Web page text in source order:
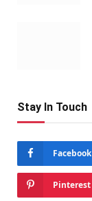
Stay In Touch
Facebook
Pinterest